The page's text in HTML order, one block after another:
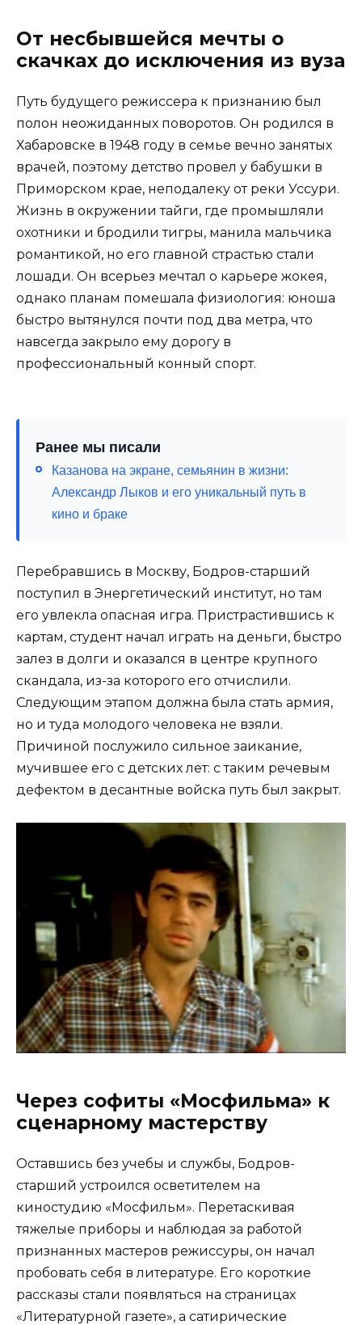
От несбывшейся мечты о
скачках до исключения из вуза
Путь будущего режиссера к признанию был
полон неожиданных поворотов. Он родился в
Хабаровске в 1948 году в семье вечно занятых
врачей, поэтому детство провел у бабушки в
Приморском крае, неподалеку от реки Уссури.
Жизнь в окружении тайги, где промышляли
охотники и бродили тигры, манила мальчика
романтикой, но его главной страстью стали
лошади. Он всерьез мечтал о карьере жокея,
однако планам помешала физиология: юноша
быстро вытянулся почти под два метра, что
навсегда закрыло ему дорогу в
профессиональный конный спорт.
Ранее мы писали
Казанова на экране, семьянин в жизни:
Александр Лыков и его уникальный путь в
кино и браке
Перебравшись в Москву, Бодров-старший
поступил в Энергетический институт, но там
его увлекла опасная игра. Пристрастившись к
картам, студент начал играть на деньги, быстро
залез в долги и оказался в центре крупного
скандала, из-за которого его отчислили.
Следующим этапом должна была стать армия,
но и туда молодого человека не взяли.
Причиной послужило сильное заикание,
мучившее его с детских лет: с таким речевым
дефектом в десантные войска путь был закрыт.
Через софиты «Мосфильма» к
сценарному мастерству
Оставшись без учебы и службы, Бодров-
старший устроился осветителем на
киностудию «Мосфильм». Перетаскивая
тяжелые приборы и наблюдая за работой
признанных мастеров режиссуры, он начал
пробовать себя в литературе. Его короткие
рассказы стали появляться на страницах
«Литературной газете», а сатирические